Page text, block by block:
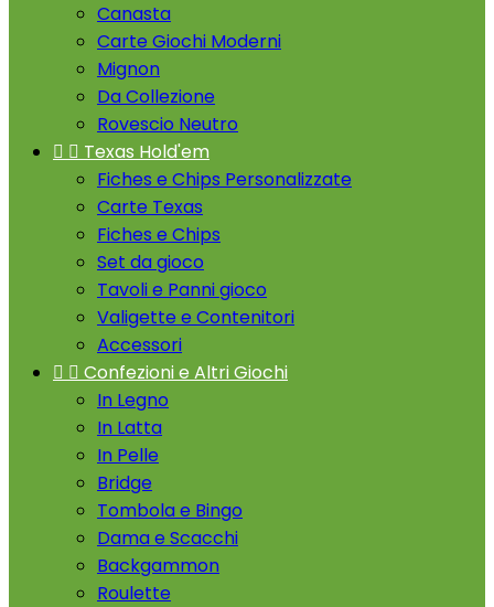
Canasta
Carte Giochi Moderni
Mignon
Da Collezione
Rovescio Neutro
  Texas Hold'em
Fiches e Chips Personalizzate
Carte Texas
Fiches e Chips
Set da gioco
Tavoli e Panni gioco
Valigette e Contenitori
Accessori
  Confezioni e Altri Giochi
In Legno
In Latta
In Pelle
Bridge
Tombola e Bingo
Dama e Scacchi
Backgammon
Roulette